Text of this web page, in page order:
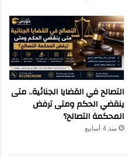
التصالح في القضايا الجنائية.. متى
ينقضي الحكم ومتى ترفض
المحكمة التصالح؟
منذ 4 أسابيع